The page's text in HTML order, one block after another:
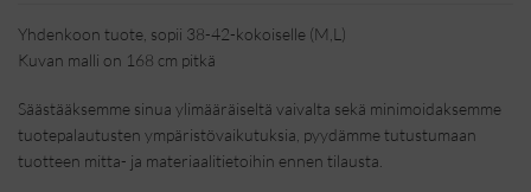
Yhdenkoon tuote, sopii 38-42-kokoiselle (M,L)
Kuvan malli on 168 cm pitkä
Säästääksemme sinua ylimääräiseltä vaivalta sekä minimoidaksemme
tuotepalautusten ympäristövaikutuksia, pyydämme tutustumaan
tuotteen mitta- ja materiaalitietoihin ennen tilausta.